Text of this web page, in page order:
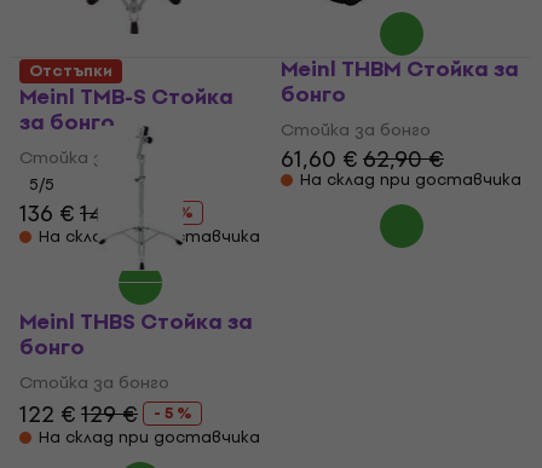
Meinl TMB-S Стойкa
за бонго
Стойкa за бонго
5/5
136 €149 €
- 9 %
На склад при доставчика
Meinl THBM Стойкa за
бонго
Стойкa за бонго
61,60 €62,90 €
На склад при доставчика
Отстъпки
Meinl THBS Стойкa за
бонго
Стойкa за бонго
122 €129 €
- 5 %
На склад при доставчика